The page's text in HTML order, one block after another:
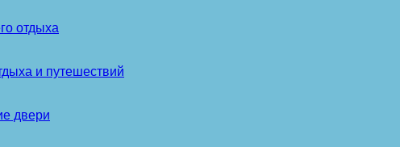
отдыха
и путешествий
двери